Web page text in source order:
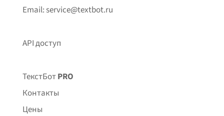
Email: service@textbot.ru
API доступ
ТекстБотPRO
Контакты
Цены